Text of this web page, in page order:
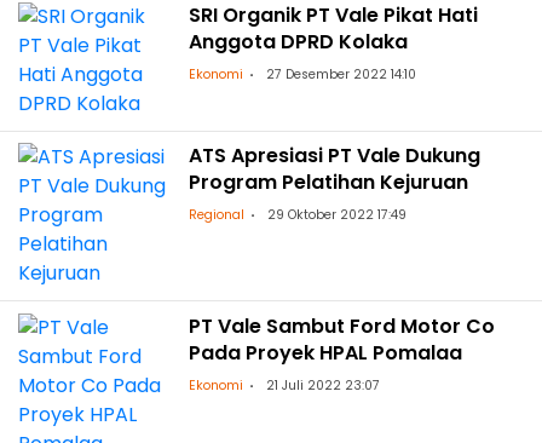
SRI Organik PT Vale Pikat Hati
Anggota DPRD Kolaka
Ekonomi 27 Desember 2022 14:10
ATS Apresiasi PT Vale Dukung
Program Pelatihan Kejuruan
Regional 29 Oktober 2022 17:49
PT Vale Sambut Ford Motor Co
Pada Proyek HPAL Pomalaa
Ekonomi 21 Juli 2022 23:07